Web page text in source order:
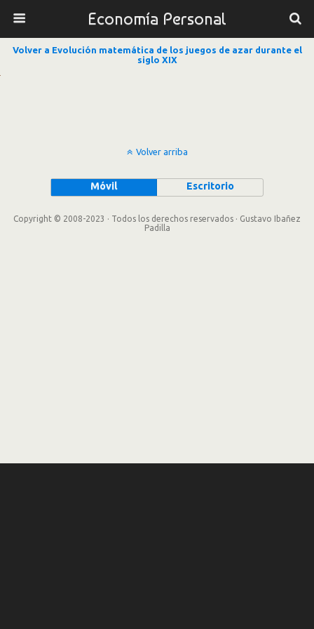
Economía Personal
Volver a Evolución matemática de los juegos de azar durante el
siglo XIX
Volver arriba
Móvil Escritorio
Copyright © 2008-2023 · Todos los derechos reservados · Gustavo Ibañez
Padilla